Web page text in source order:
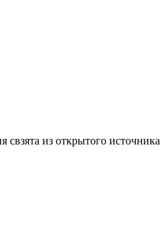
свзята из открытого источника